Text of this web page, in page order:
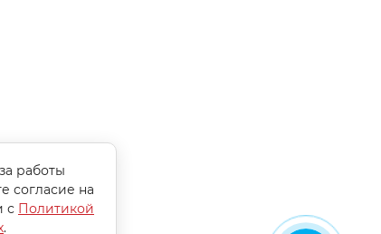
работы
согласие на
с Политикой
.